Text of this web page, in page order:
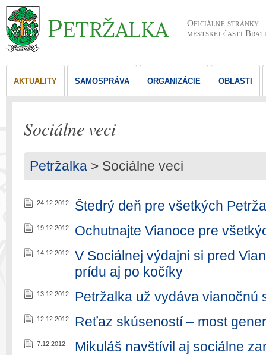
Oficiálne stránky
mestskej časti
AKTUALITY SAMOSPRÁVA ORGANIZÁCIE OBLASTI
Sociálne veci
Petržalka > Sociálne veci
24.12.2012 Štedrý deň pre všetkých
19.12.2012 Ochutnajte Vianoce pre
14.12.2012
V Sociálnej výdajni si pred
prídu aj po kočíky
13.12.2012 Petržalka už vydáva vianočnú
12.12.2012 Reťaz skúseností – most
7.12.2012 Mikuláš navštívil aj sociálne